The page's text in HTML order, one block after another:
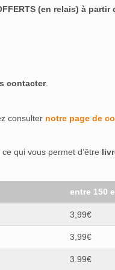
(en relais) à
contacter.
consulter notre page de
ce qui vous permet d’être
entre 150
3,99€
3,99€
3.99€